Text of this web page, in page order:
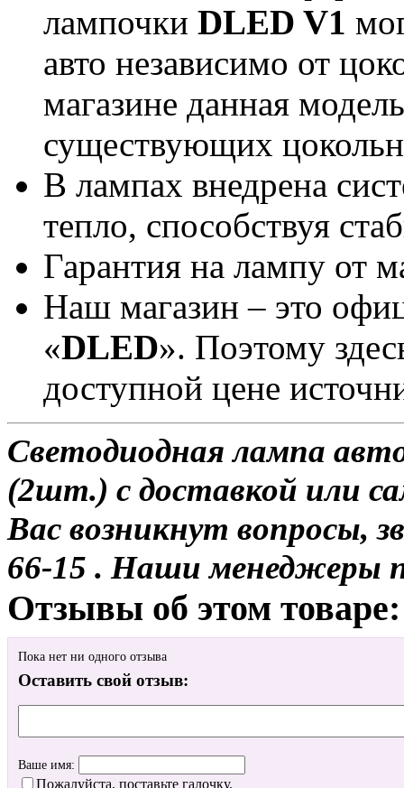
лампочки DLED V1
авто независимо от
магазине данная
существующих
В лампах внедрена
тепло, способствуя
Гарантия на лампу от
Наш магазин – это
«DLED». Поэтому
доступной цене
Светодиодная лампа
(2шт.) с доставкой или
Вас возникнут вопросы,
66-15 . Наши менеджеры
Отзывы об этом товаре:
Пока нет ни одного отзыва
Оставить свой отзыв:
Ваше имя:
Пожалуйста, поставьте галочку.